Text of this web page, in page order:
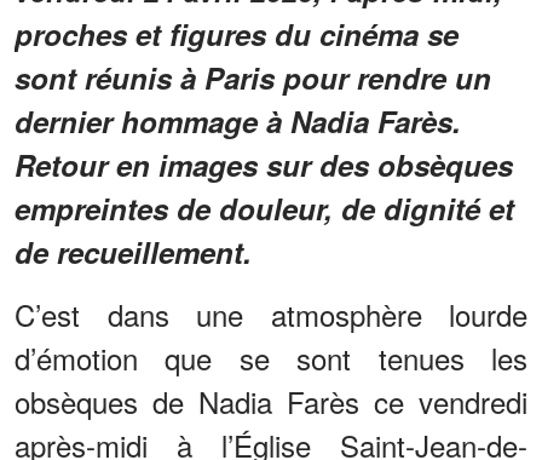
proches et figures du cinéma se
sont réunis à Paris pour rendre un
dernier hommage à Nadia Farès.
Retour en images sur des obsèques
empreintes de douleur, de dignité et
de recueillement.
C’est dans une atmosphère lourde
d’émotion que se sont tenues les
obsèques de Nadia Farès ce vendredi
après-midi à l’Église Saint-Jean-de-